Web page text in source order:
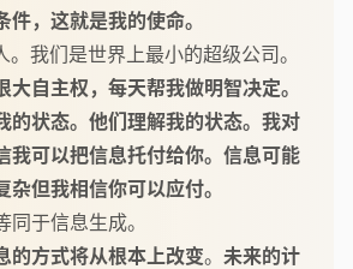
件，这就是我的使命。
我们是世界上最小的超级公司。
大自主权，每天帮我做明智决定。
的状态。他们理解我的状态。我对
我可以把信息托付给你。信息可能
杂但我相信你可以应付。
于信息生成。
的方式将从根本上改变。未来的计